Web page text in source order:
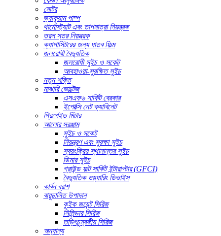
মোটর
ভ্যাকুয়াম পাম্প
থার্মোস্ট্যাট এবং তাপমাত্রা নিয়ন্ত্রক
তরল স্তর নিয়ন্ত্রক
ক্যাপাসিটরের জন্য ধাতব ফিল্ম
জলরোধী বৈদ্যুতিক
জলরোধী সুইচ ও সকেট
আবহাওয়া-সুরক্ষিত সুইচ
নতুন শক্তি
মাঝারি ভোল্টেজ
এসএফ৬ সার্কিট ব্রেকার
ইপোক্সি নেট ক্যাবিনেট
প্রিপেইড মিটার
আলোর সরঞ্জাম
সুইচ ও সকেট
নিয়ন্ত্রণ এবং সুরক্ষা সুইচ
স্বয়ংক্রিয় স্থানান্তর সুইচ
ডিমার সুইচ
গ্রাউন্ড ফল্ট সার্কিট ইন্টারাপ্টার (GFCI)
বৈদ্যুতিক ওয়্যারিং ডিভাইস
কার্বন ব্রাশ
বায়ুচালিত উপাদান
কুইক জয়েন্ট সিরিজ
সিলিন্ডার সিরিজ
তড়িৎচুম্বকীয় সিরিজ
অন্যান্য